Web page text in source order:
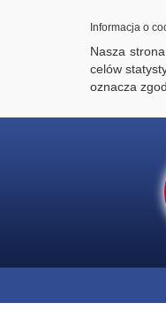
Informacja o
Nasza
celów
oznacza